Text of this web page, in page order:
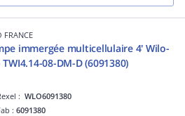
FRANCE
immergée multicellulaire 4' Wilo-
TWI4.14-08-DM-D (6091380)
:WLO6091380
:6091380